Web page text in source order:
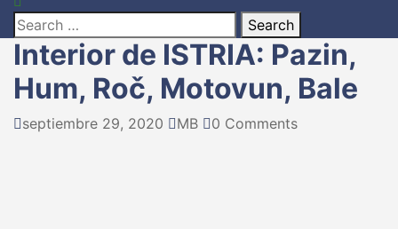
Search
Interior de ISTRIA: Pazin,
Hum, Roč, Motovun, Bale
septiembre 29, 2020 MB 0 Comments